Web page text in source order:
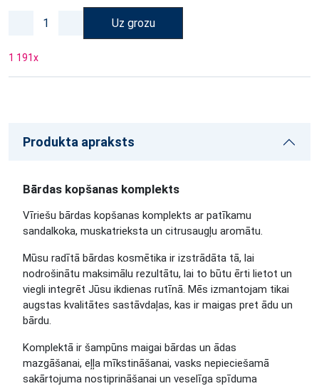
Uz grozu
1 191x
Produkta apraksts
Bārdas kopšanas komplekts
Vīriešu bārdas kopšanas komplekts ar patīkamu
sandalkoka, muskatrieksta un citrusaugļu aromātu.
Mūsu radītā bārdas kosmētika ir izstrādāta tā, lai
nodrošinātu maksimālu rezultātu, lai to būtu ērti lietot un
viegli integrēt Jūsu ikdienas rutīnā. Mēs izmantojam tikai
augstas kvalitātes sastāvdaļas, kas ir maigas pret ādu un
bārdu.
Komplektā ir šampūns maigai bārdas un ādas
mazgāšanai, eļļa mīkstināšanai, vasks nepieciešamā
sakārtojuma nostiprināšanai un veselīga spīduma